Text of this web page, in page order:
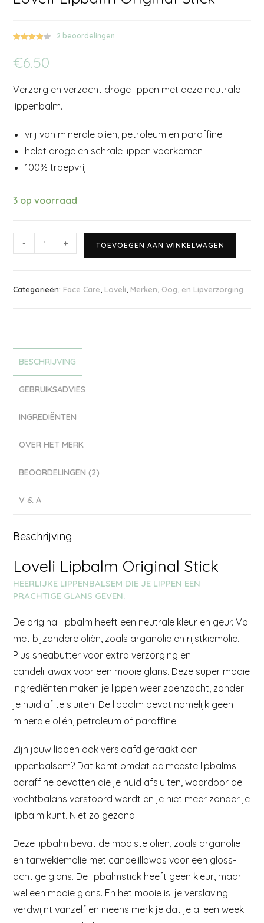
erd 4.00
op 5
d op klant
waarderin
2 beoordelingen
€6.50
Verzorg en verzacht droge lippen met deze neutrale
lippenbalm.
vrij van minerale oliën, petroleum en paraffine
helpt droge en schrale lippen voorkomen
100% troepvrij
3 op voorraad
- + TOEVOEGEN AAN WINKELWAGEN
Categorieën: Face Care Loveli Merken Oog, en Lipverzorging
BESCHRIJVING
GEBRUIKSADVIES
INGREDIËNTEN
OVER HET MERK
BEOORDELINGEN (2)
V & A
Beschrijving
Loveli Lipbalm Original Stick
HEERLIJKE LIPPENBALSEM DIE JE LIPPEN EEN
PRACHTIGE GLANS GEVEN.
De original lipbalm heeft een neutrale kleur en geur. Vol
met bijzondere oliën, zoals arganolie en rijstkiemolie.
Plus sheabutter voor extra verzorging en
candelillawax voor een mooie glans. Deze super mooie
ingrediënten maken je lippen weer zoenzacht, zonder
je huid af te sluiten. De lipbalm bevat namelijk geen
minerale oliën, petroleum of paraffine.
Zijn jouw lippen ook verslaafd geraakt aan
lippenbalsem? Dat komt omdat de meeste lipbalms
paraffine bevatten die je huid afsluiten, waardoor de
vochtbalans verstoord wordt en je niet meer zonder je
lipbalm kunt. Niet zo gezond.
Deze lipbalm bevat de mooiste oliën, zoals arganolie
en tarwekiemolie met candelillawas voor een gloss-
achtige glans. De lipbalmstick heeft geen kleur, maar
wel een mooie glans. En het mooie is: je verslaving
verdwijnt vanzelf en ineens merk je dat je al een week